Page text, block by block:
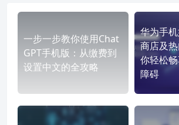
一步一步教你使用Chat
GPT手机版：从缴费到
设置中文的全攻略
华为手
商店及
你轻松
障碍